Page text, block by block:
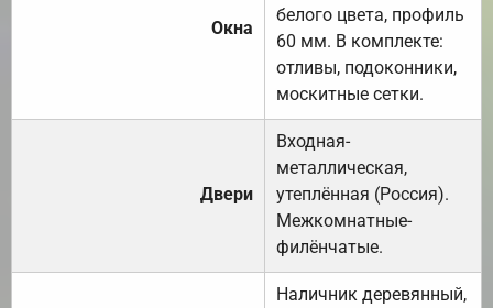
Окна
белого цвета, профиль
60 мм. В комплекте:
отливы, подоконники,
москитные сетки.
Двери
Входная-
металлическая,
утеплённая (Россия).
Межкомнатные-
филёнчатые.
Наличник деревянный,